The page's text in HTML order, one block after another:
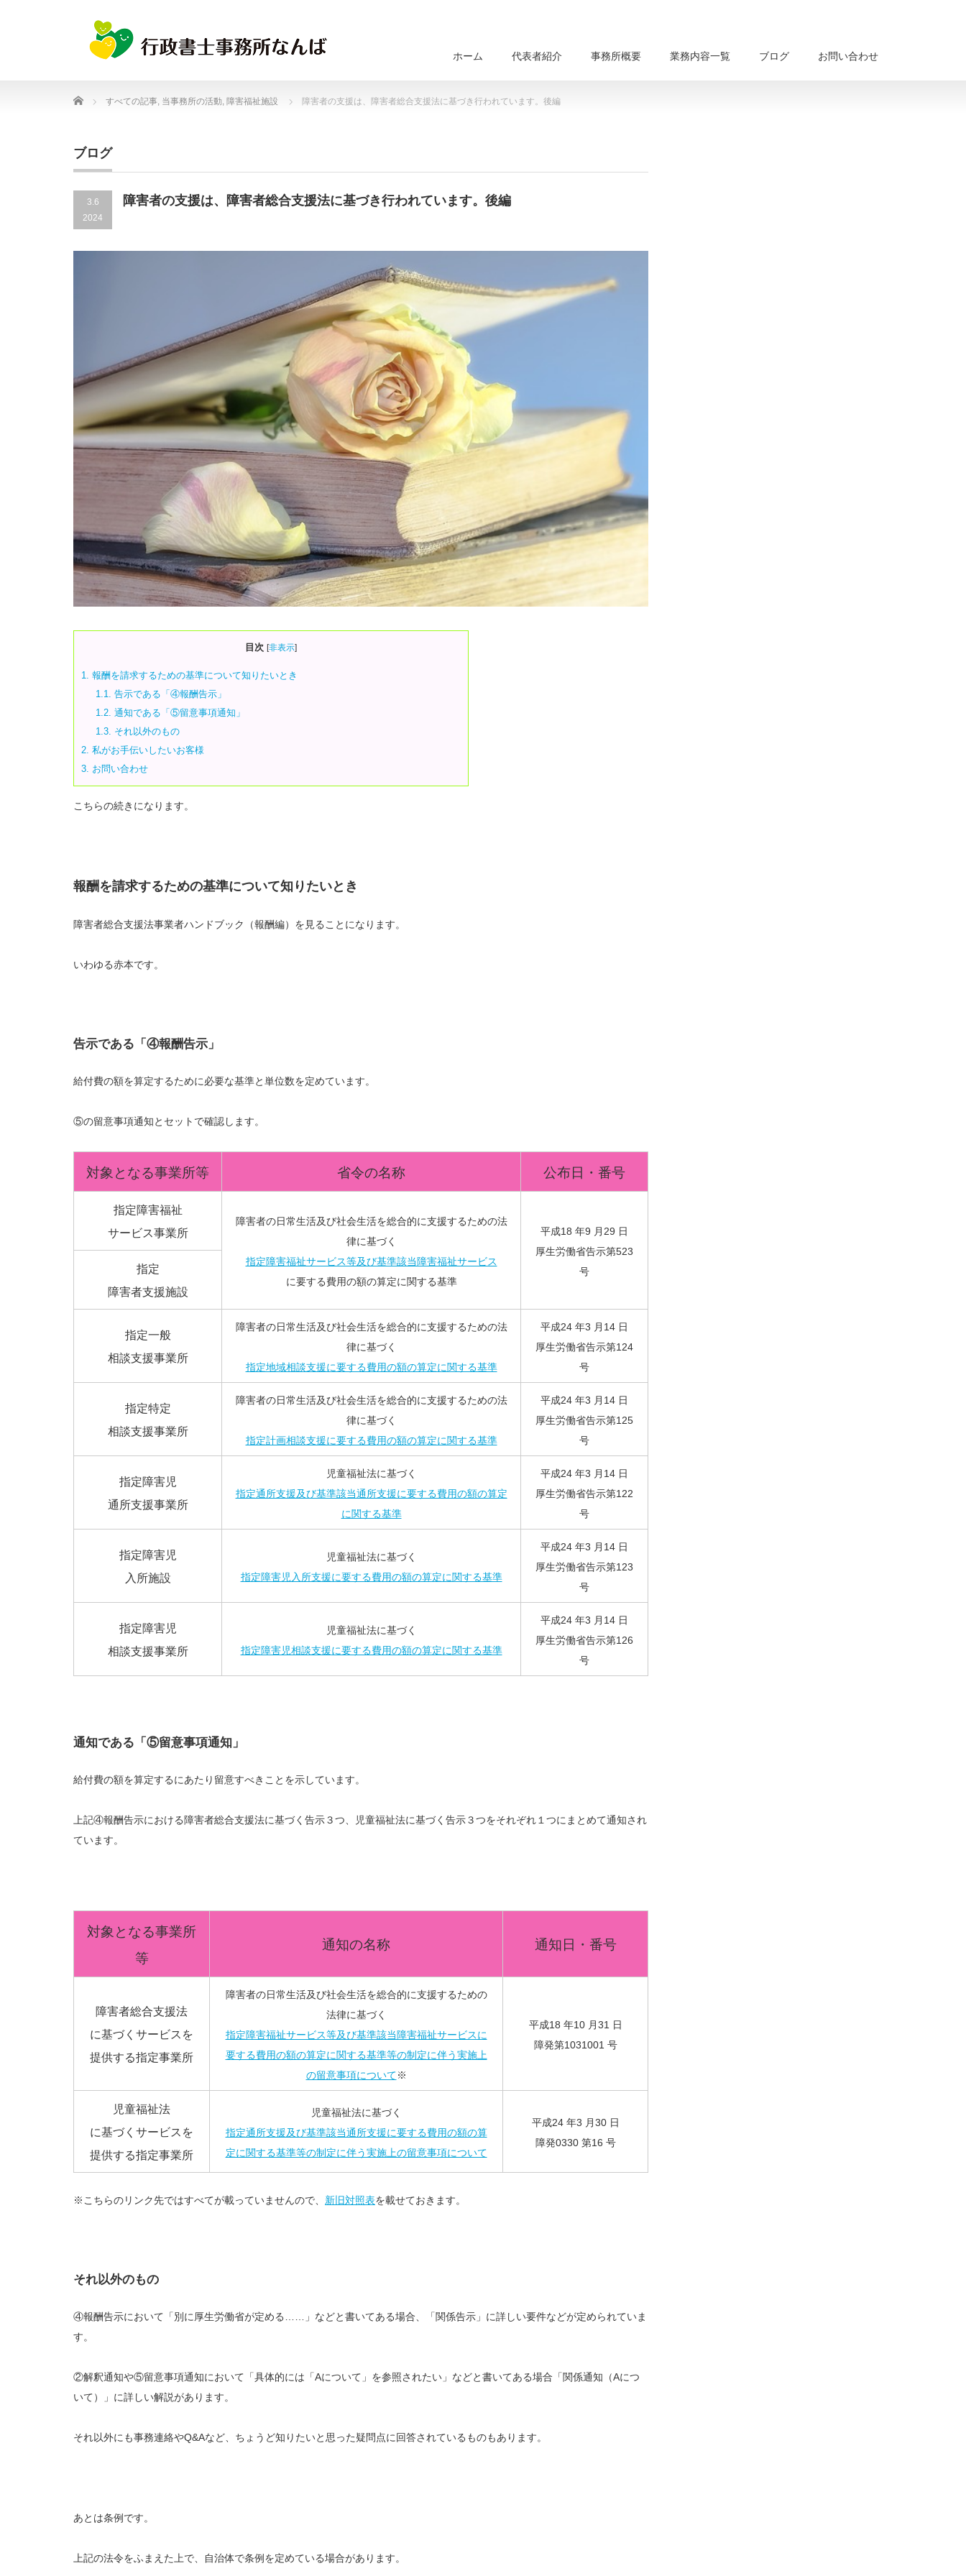
ホーム 代表者紹介 事務所概要 業務内容一覧 ブログ お問い合わせ
Home すべての記事, 当事務所の活動, 障害福祉施設 障害者の支援は、障害者総合支援法に基づき行われています。後編
ブログ
3.6
2024
障害者の支援は、障害者総合支援法に基づき行われています。後編
目次 [非表示]
1. 報酬を請求するための基準について知りたいとき
1.1. 告示である「④報酬告示」
1.2. 通知である「⑤留意事項通知」
1.3. それ以外のもの
2. 私がお手伝いしたいお客様
3. お問い合わせ
こちらの続きになります。
報酬を請求するための基準について知りたいとき
障害者総合支援法事業者ハンドブック（報酬編）を見ることになります。
いわゆる赤本です。
告示である「④報酬告示」
給付費の額を算定するために必要な基準と単位数を定めています。
⑤の留意事項通知とセットで確認します。
対象となる事業所等 省令の名称 公布日・番号
指定障害福祉
サービス事業所
障害者の日常生活及び社会生活を総合的に支援するための法
律に基づく
指定障害福祉サービス等及び基準該当障害福祉サービス
に要する費用の額の算定に関する基準
平成18 年9 月29 日
厚生労働省告示第523
号
指定
障害者支援施設
指定一般
相談支援事業所
障害者の日常生活及び社会生活を総合的に支援するための法
律に基づく
指定地域相談支援に要する費用の額の算定に関する基準
平成24 年3 月14 日
厚生労働省告示第124
号
指定特定
相談支援事業所
障害者の日常生活及び社会生活を総合的に支援するための法
律に基づく
指定計画相談支援に要する費用の額の算定に関する基準
平成24 年3 月14 日
厚生労働省告示第125
号
指定障害児
通所支援事業所
児童福祉法に基づく
指定通所支援及び基準該当通所支援に要する費用の額の算定
に関する基準
平成24 年3 月14 日
厚生労働省告示第122
号
指定障害児
入所施設
児童福祉法に基づく
指定障害児入所支援に要する費用の額の算定に関する基準
平成24 年3 月14 日
厚生労働省告示第123
号
指定障害児
相談支援事業所
児童福祉法に基づく
指定障害児相談支援に要する費用の額の算定に関する基準
平成24 年3 月14 日
厚生労働省告示第126
号
通知である「⑤留意事項通知」
給付費の額を算定するにあたり留意すべきことを示しています。
上記④報酬告示における障害者総合支援法に基づく告示３つ、児童福祉法に基づく告示３つをそれぞれ１つにまとめて通知され
ています。
対象となる事業所
等
通知の名称 通知日・番号
障害者総合支援法
に基づくサービスを
提供する指定事業所
障害者の日常生活及び社会生活を総合的に支援するための
法律に基づく
指定障害福祉サービス等及び基準該当障害福祉サービスに
要する費用の額の算定に関する基準等の制定に伴う実施上
の留意事項について※
平成18 年10 月31 日
障発第1031001 号
児童福祉法
に基づくサービスを
提供する指定事業所
児童福祉法に基づく
指定通所支援及び基準該当通所支援に要する費用の額の算
定に関する基準等の制定に伴う実施上の留意事項について
平成24 年3 月30 日
障発0330 第16 号
※こちらのリンク先ではすべてが載っていませんので、 新旧対照表を載せておきます。
それ以外のもの
④報酬告示において「別に厚生労働省が定める……」などと書いてある場合、「関係告示」に詳しい要件などが定められていま
す。
②解釈通知や⑤留意事項通知において「具体的には「Aについて」を参照されたい」などと書いてある場合「関係通知（Aにつ
いて）」に詳しい解説があります。
それ以外にも事務連絡やQ&Aなど、ちょうど知りたいと思った疑問点に回答されているものもあります。
あとは条例です。
上記の法令をふまえた上で、自治体で条例を定めている場合があります。